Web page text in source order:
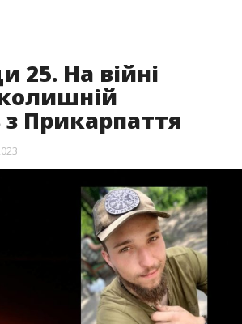
25. На війні
Прикарпаття